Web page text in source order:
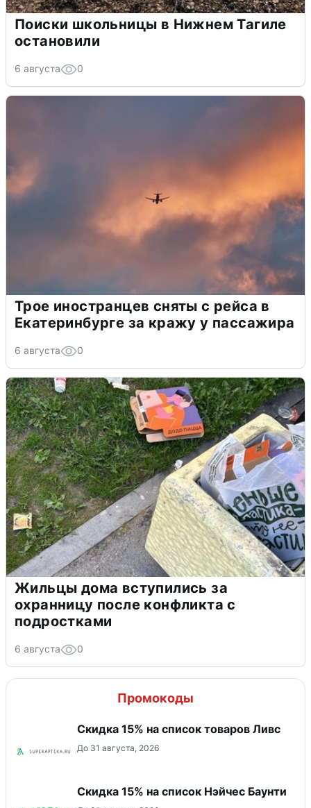
Поиски школьницы в Нижнем Тагиле
остановили
6 августа 0
Трое иностранцев сняты с рейса в
Екатеринбурге за кражу у пассажира
6 августа 0
Жильцы дома вступились за
охранницу после конфликта с
подростками
6 августа 0
Промокоды
Скидка 15% на список товаров Ливс
До 31 августа, 2026
Скидка 15% на список Нэйчес Баунти